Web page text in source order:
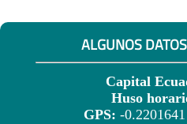
ALGUNOS
Capital
Huso
GPS: -